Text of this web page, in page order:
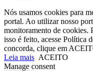
Nós usamos cookies para
portal. Ao utilizar nosso
monitoramento de cookies.
isso é feito, acesse Política
concorda, clique em
Leia mais ACEITO
Manage consent